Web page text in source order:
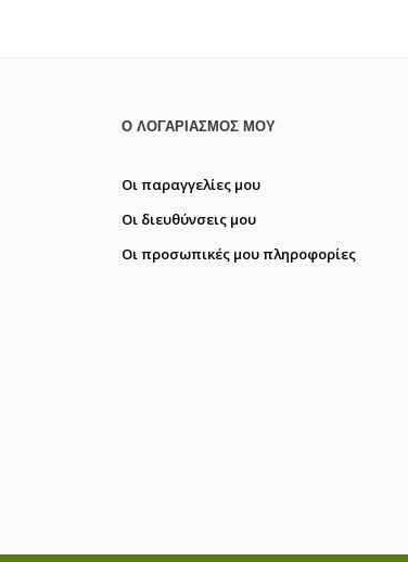
Ο ΛΟΓΑΡΙΑΣΜΌΣ ΜΟΥ
Οι παραγγελίες μου
Οι διευθύνσεις μου
Οι προσωπικές μου πληροφορίες